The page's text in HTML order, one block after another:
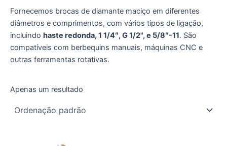
Fornecemos brocas de diamante maciço em diferentes
diâmetros e comprimentos, com vários tipos de ligação,
incluindo haste redonda, 1 1/4″, G 1/2", e 5/8″-11. São
compatíveis com berbequins manuais, máquinas CNC e
outras ferramentas rotativas.
Apenas um resultado